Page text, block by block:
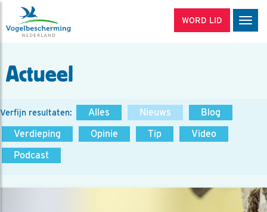
WORD LID
Actueel
Verfijn resultaten: Alles Nieuws
Blog
Verdieping
Opinie Tip
Video
Podcast